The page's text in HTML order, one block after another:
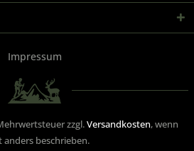
Impressum
zzgl.Versandkosten, wenn
anders beschrieben.